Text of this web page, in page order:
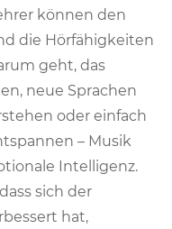
können den
die Hörfähigkeiten
geht, das
neue Sprachen
oder einfach
– Musik
Intelligenz.
sich der
hat,